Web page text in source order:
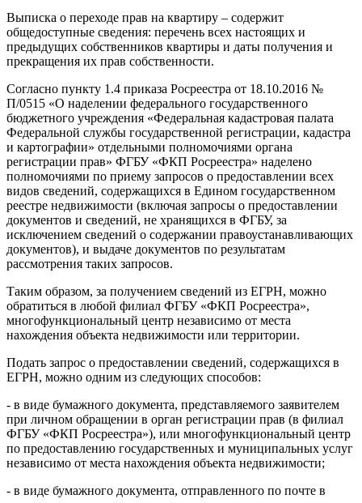
Выписка о переходе прав на квартиру – содержит
общедоступные сведения: перечень всех настоящих и
предыдущих собственников квартиры и даты получения и
прекращения их прав собственности.
Согласно пункту 1.4 приказа Росреестра от 18.10.2016 №
П/0515 «О наделении федерального государственного
бюджетного учреждения «Федеральная кадастровая палата
Федеральной службы государственной регистрации, кадастра
и картографии» отдельными полномочиями органа
регистрации прав» ФГБУ «ФКП Росреестра» наделено
полномочиями по приему запросов о предоставлении всех
видов сведений, содержащихся в Едином государственном
реестре недвижимости (включая запросы о предоставлении
документов и сведений, не хранящихся в ФГБУ, за
исключением сведений о содержании правоустанавливающих
документов), и выдаче документов по результатам
рассмотрения таких запросов.
Таким образом, за получением сведений из ЕГРН, можно
обратиться в любой филиал ФГБУ «ФКП Росреестра»,
многофункциональный центр независимо от места
нахождения объекта недвижимости или территории.
Подать запрос о предоставлении сведений, содержащихся в
ЕГРН, можно одним из следующих способов:
- в виде бумажного документа, представляемого заявителем
при личном обращении в орган регистрации прав (в филиал
ФГБУ «ФКП Росреестра»), или многофункциональный центр
по предоставлению государственных и муниципальных услуг
независимо от места нахождения объекта недвижимости;
- в виде бумажного документа, отправленного по почте в